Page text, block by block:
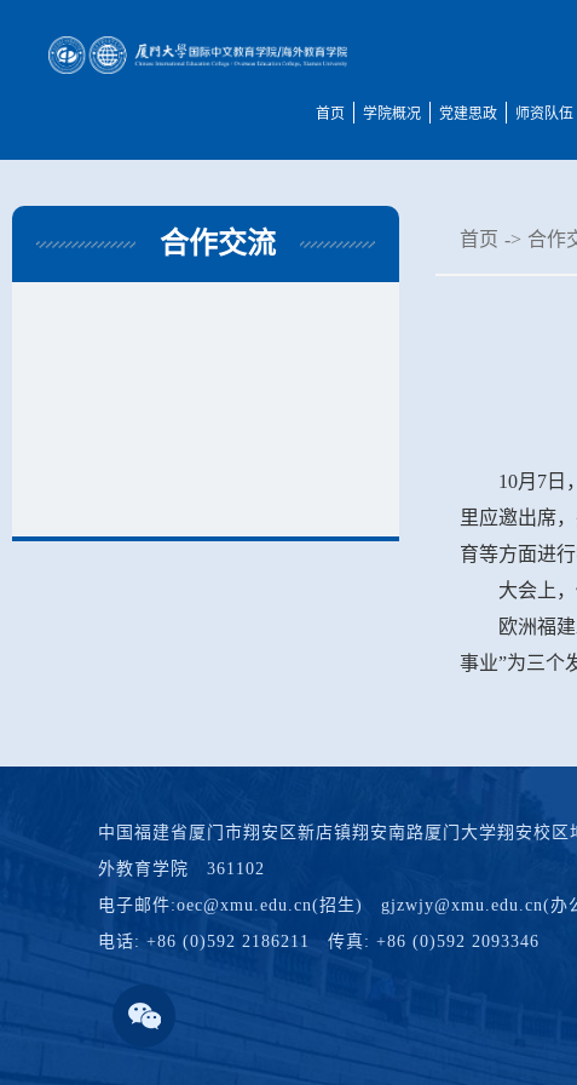
首页 学院概况 党建思政 师资队伍
合作交流 首页 -> 合作
10月7日
里应邀出席
育等方面进
大会上
欧洲福
事业”为三个
中国福建省厦门市翔安区新店镇翔安南路厦门大学翔安校
外教育学院 361102
电子邮件:oec@xmu.edu.cn(招生) gjzwjy@xmu.edu.cn(
电话: +86 (0)592 2186211 传真: +86 (0)592 2093346